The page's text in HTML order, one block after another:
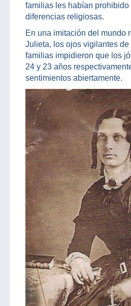
familias les habían
diferencias religiosas.
En una imitación del mundo
Julieta, los ojos vigilantes
familias impidieron que los
24 y 23 años
sentimientos abiertamente.